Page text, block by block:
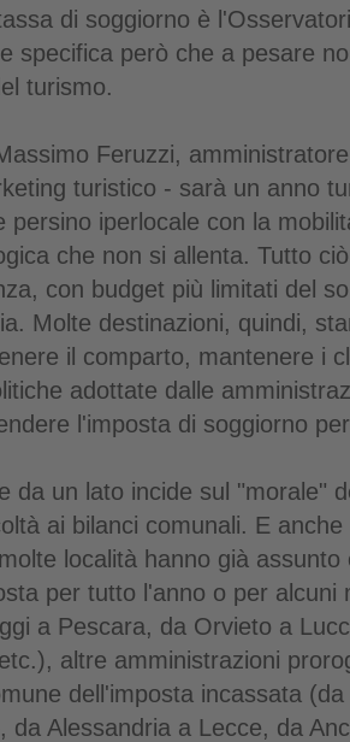
di soggiorno è
specifica però che a pesare
turismo.
Feruzzi,
turistico - sarà un anno
persino iperlocale con la
che non si allenta. Tutto
con budget più limitati del
Molte destinazioni, quindi,
il comparto, mantenere i
adottate dalle
l'imposta di soggiorno
da un lato incide sul "morale"
ai bilanci comunali. E
località hanno già
per tutto l'anno o per alcuni
a Pescara, da Orvieto a
altre amministrazioni
dell'imposta incassata
da Alessandria a Lecce, da